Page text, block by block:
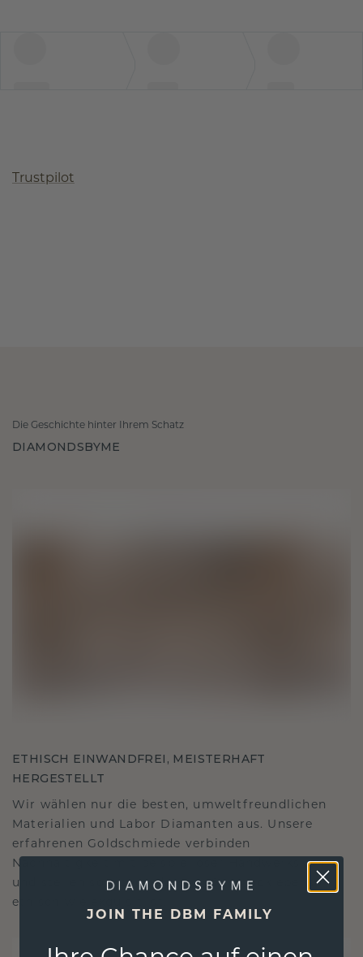
Trustpilot
Die Geschichte hinter Ihrem Schatz
DIAMONDSBYME
ETHISCH EINWANDFREI, MEISTERHAFT
HERGESTELLT
Wir wählen nur die besten, umweltfreundlichen
Materialien und Labor Diamanten aus. Unsere
erfahrenen Goldschmiede verbinden
Nachhaltigkeit mit beispielloser Handwerkskunst
und stellen so sicher, dass Ihr Schmuck ebenso
ethisch wie exquisit ist.
JOIN THE DBM FAMILY